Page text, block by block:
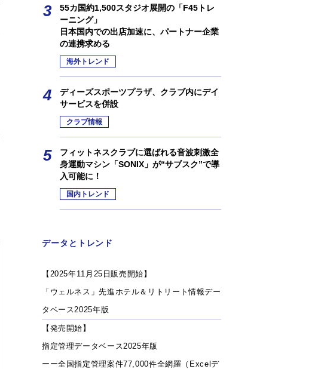
55カ国約1,500スタジオ展開の「F45トレ
ーニング」
日本国内での出店加速に、パートナー企業
の連携求める
海外トレンド
ディーズスポーツプラザ、クラブ内にデイ
サービスを併設
クラブ情報
フィットネスクラブに選ばれる音波刺激全
身運動マシン「SONIX」が“サブスク”で導
入可能に！
国内トレンド
データとトレンド
【2025年11月25日販売開始】
「ウェルネス」先進ホテル＆リトリート情報デー
タベース2025年版
【発売開始】
指定管理データベース2025年版
ーー全国指定管理案件77,000件全網羅（Excelデ